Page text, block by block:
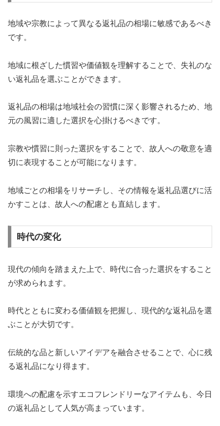
地域や宗教によって異なる返礼品の相場に敏感であるべき
です。
地域に根ざした慣習や価値観を理解することで、失礼のな
い返礼品を選ぶことができます。
返礼品の相場は地域社会の習慣に深く影響されるため、地
元の風習に適した選択を心掛けるべきです。
宗教や慣習に則った選択をすることで、故人への敬意を適
切に表現することが可能になります。
地域ごとの相場をリサーチし、その情報を返礼品選びに活
かすことは、故人への配慮とも直結します。
時代の変化
現代の傾向を踏まえた上で、時代に合った選択をすること
が求められます。
時代とともに変わる価値観を把握し、現代的な返礼品を選
ぶことが大切です。
伝統的な品と新しいアイデアを融合させることで、心に残
る返礼品になり得ます。
環境への配慮を示すエコフレンドリーなアイテムも、今日
の返礼品として人気が高まっています。